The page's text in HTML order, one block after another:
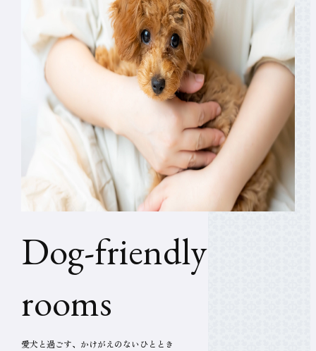
ド
ッ
愛犬と過ごす、かけがえのないひととき